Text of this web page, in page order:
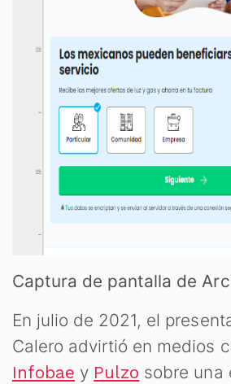
Captura de pantalla de
En julio de 2021, el
Calero advirtió en medios
Infobae y Pulzo sobre una